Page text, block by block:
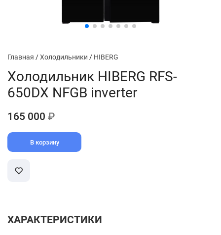
Главная /Холодильники / HIBERG
Холодильник HIBERG RFS-
650DX NFGB inverter
165 000 ₽
В корзину
ХАРАКТЕРИСТИКИ